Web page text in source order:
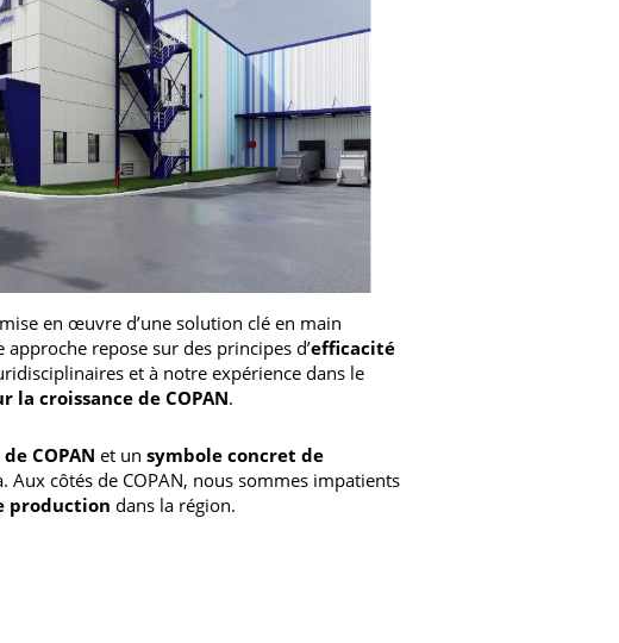
en œuvre d’une solution clé en main
approche repose sur des principes d’efficacité
et à notre expérience dans le
la croissance de COPAN.
COPAN et un symbole concret de
côtés de COPAN, nous sommes impatients
production dans la région.